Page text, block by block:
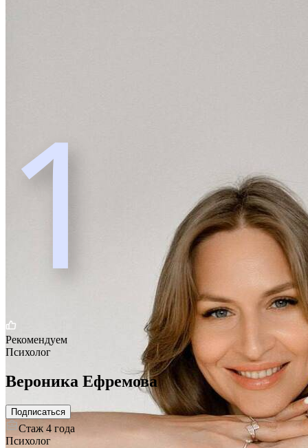
1
Рекомендуем
Психолог
Вероника Ефремова
Подписаться
Стаж 4 года
Психолог